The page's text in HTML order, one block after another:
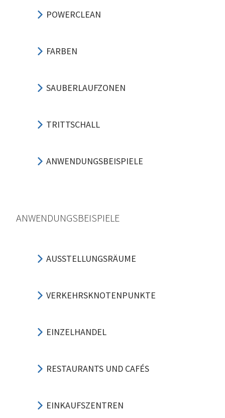
POWERCLEAN
FARBEN
SAUBERLAUFZONEN
TRITTSCHALL
ANWENDUNGSBEISPIELE
ANWENDUNGSBEISPIELE
AUSSTELLUNGSRÄUME
VERKEHRSKNOTENPUNKTE
EINZELHANDEL
RESTAURANTS UND CAFÉS
EINKAUFSZENTREN